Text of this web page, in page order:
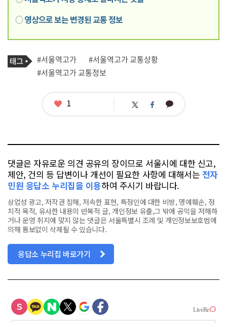
○영상으로 보는 변경된 교통 정보
기
사
관
련
태
그
#서울역고가
#서울역고가 교통상황
#서울역고가 교통정보
좋1 트 페 카
댓글은 자유로운 의견 공유의 장이므로 서울시에 대한 신고,
제안, 건의 등 답변이나 개선이 필요한 사항에 대해서는 전자
민원 응답소 누리집을 이용하여 주시기 바랍니다.
상업성 광고, 저작권 침해, 저속한 표현, 특정인에 대한 비방, 명예훼손, 정
치적 목적, 유사한 내용의 반복적 글, 개인정보 유출,그 밖에 공익을 저해하
거나 운영 취지에 맞지 않는 댓글은 서울특별시 조례 및 개인정보보호법에
의해 통보없이 삭제될 수 있습니다.
응답소 누리집 바로가기